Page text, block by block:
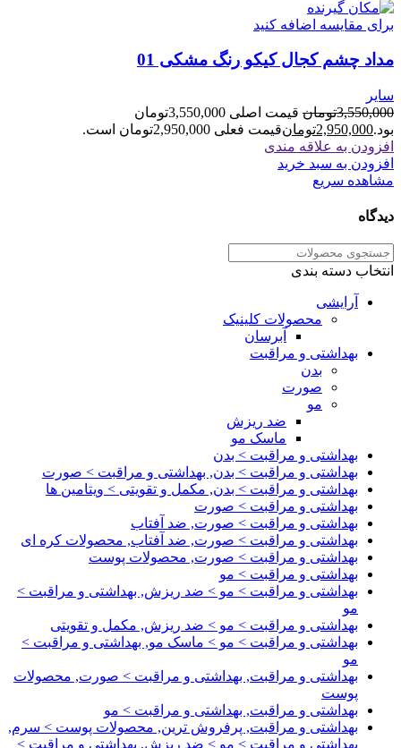
برای مقایسه اضافه کنید
مداد چشم کجال کیکو رنگ مشکی 01
سایر
3,550,000تومان
قیمت اصلی 3,550,000تومان
بود.2,950,000تومانقیمت فعلی 2,950,000تومان است.
افزودن به علاقه مندی
افزودن به سبد خرید
مشاهده سریع
دیدگاه
انتخاب دسته بندی
آرایشی
محصولات کلینیک
آبرسان
بهداشتی و مراقبت
بدن
صورت
مو
ضد ریزش
ماسک مو
بهداشتی و مراقبت > بدن
بهداشتی و مراقبت > بدن, بهداشتی و مراقبت > صورت
بهداشتی و مراقبت > بدن, مکمل و تقویتی > ویتامین ها
بهداشتی و مراقبت > صورت
بهداشتی و مراقبت > صورت, ضد آفتاب
بهداشتی و مراقبت > صورت, ضد آفتاب, محصولات کره ای
بهداشتی و مراقبت > صورت, محصولات پوست
بهداشتی و مراقبت > مو
بهداشتی و مراقبت > مو > ضد ریزش, بهداشتی و مراقبت >
مو
بهداشتی و مراقبت > مو > ضد ریزش, مکمل و تقویتی
بهداشتی و مراقبت > مو > ماسک مو, بهداشتی و مراقبت >
مو
بهداشتی و مراقبت, بهداشتی و مراقبت > صورت, محصولات
پوست
بهداشتی و مراقبت, بهداشتی و مراقبت > مو
بهداشتی و مراقبت, پرفروش ترین, محصولات پوست > سرم,
بهداشتی و مراقبت > مو > ضد ریزش, بهداشتی و مراقبت >